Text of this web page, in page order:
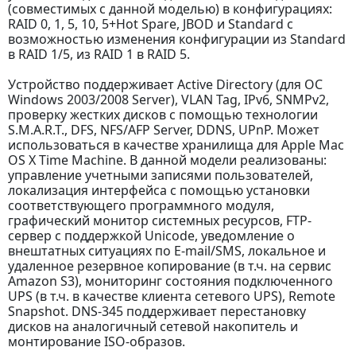
(совместимых с данной моделью) в конфигурациях:
RAID 0, 1, 5, 10, 5+Hot Spare, JBOD и Standard с
возможностью изменения конфигурации из Standard
в RAID 1/5, из RAID 1 в RAID 5.
Устройство поддерживает Active Directory (для ОС
Windows 2003/2008 Server), VLAN Tag, IPv6, SNMPv2,
проверку жестких дисков с помощью технологии
S.M.A.R.T., DFS, NFS/AFP Server, DDNS, UPnP. Может
использоваться в качестве хранилища для Apple Mac
OS X Time Machine. В данной модели реализованы:
управление учетными записями пользователей,
локализация интерфейса с помощью установки
соответствующего программного модуля,
графический монитор системных ресурсов, FTP-
сервер с поддержкой Unicode, уведомление о
внештатных ситуациях по E-mail/SMS, локальное и
удаленное резервное копирование (в т.ч. на сервис
Amazon S3), мониторинг состояния подключенного
UPS (в т.ч. в качестве клиента сетевого UPS), Remote
Snapshot. DNS-345 поддерживает перестановку
дисков на аналогичный сетевой накопитель и
монтирование ISO-образов.